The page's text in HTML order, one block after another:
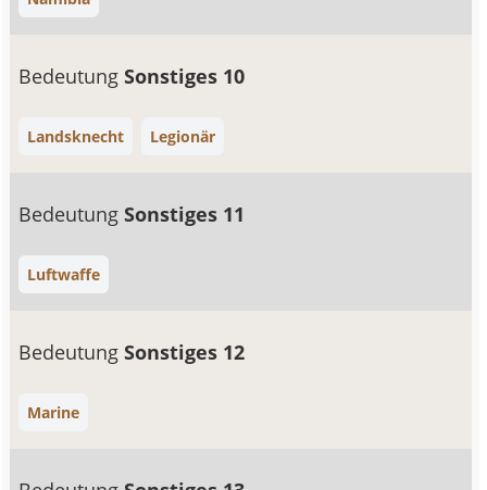
BedeutungSonstiges 10
Landsknecht Legionär
BedeutungSonstiges 11
Luftwaffe
BedeutungSonstiges 12
Marine